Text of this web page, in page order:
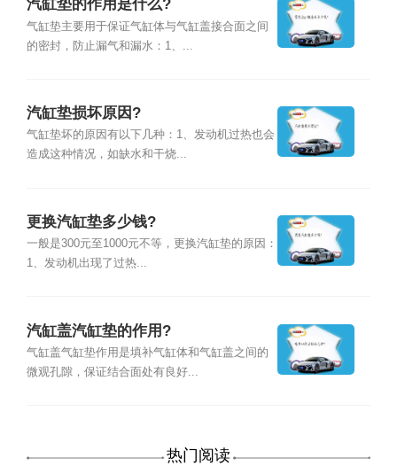
汽缸垫的作用是什么?
气缸垫主要用于保证气缸体与气缸盖接合面之间
的密封，防止漏气和漏水：1、...
汽缸垫损坏原因?
气缸垫坏的原因有以下几种：1、发动机过热也会
造成这种情况，如缺水和干烧...
更换汽缸垫多少钱?
一般是300元至1000元不等，更换汽缸垫的原因：
1、发动机出现了过热...
汽缸盖汽缸垫的作用?
气缸盖气缸垫作用是填补气缸体和气缸盖之间的
微观孔隙，保证结合面处有良好...
热门阅读